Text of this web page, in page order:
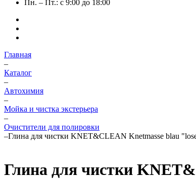
Пн. – Пт.: с 9:00 до 18:00
Главная
–
Каталог
–
Автохимия
–
Мойка и чистка экстерьера
–
Очистители для полировки
–Глина для чистки KNET&CLEAN Knetmasse blau
Глина для чистки